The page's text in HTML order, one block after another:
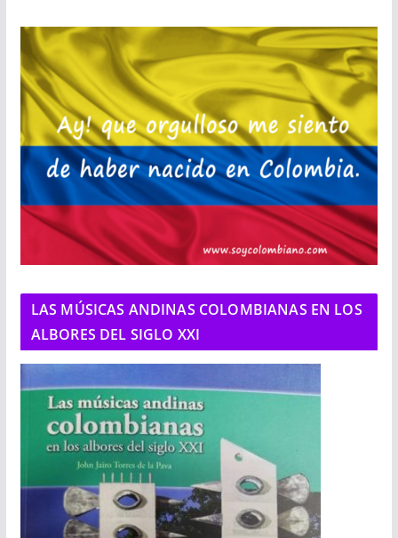
LAS MÚSICAS ANDINAS COLOMBIANAS EN LOS
ALBORES DEL SIGLO XXI